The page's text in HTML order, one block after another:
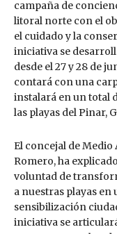
campaña de
litoral norte con el
el cuidado y la
iniciativa se
desde el 27 y 28 de
contará con una
instalará en un total
las playas del Pinar,
El concejal de
Romero, ha
voluntad de
a nuestras playas
sensibilización
iniciativa se